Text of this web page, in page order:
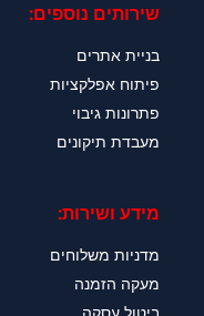
שירותים נוספים:
בניית אתרים
פיתוח אפלקציות
פתרונות גיבוי
מעבדת תיקונים
מידע ושירות:
מדניות משלוחים
מעקה הזמנה